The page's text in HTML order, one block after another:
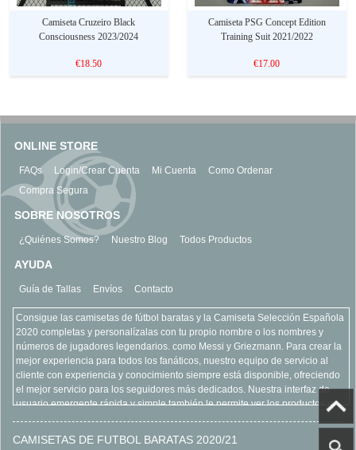
Camiseta Cruzeiro Black
Consciousness 2023/2024
€18.50
Camiseta PSG Concept Edition
Training Suit 2021/2022
€17.00
ONLINE STORE
FAQs Login/Crear Cuenta Mi Cuenta
Como Ordenar
Compra Segura
SOBRE NOSOTROS
¿Quiénes Somos? Nuestro Blog Todos Productos
AYUDA
Guía de Tallas Envíos Contacto
Consigue las camisetas de fútbol baratas y la Camiseta Selección Española
2020 completas y personalízalas con tu propio nombre o los nombres y
números de jugadores legendarios. como Messi y Griezmann. Para crear la
mejor experiencia para todos los fanáticos, nuestro equipo de servicio al
cliente con experiencia y conocimiento siempre está disponible, ofreciendo
el mejor servicio para los seguidores más dedicados. Nuestra interfaz de
usuario emergente rápida y simple también le permite ver los productos y
claridad y seguridad, todo como parte de la experiencia en línea camisetas
CAMISETAS DE FUTBOL BARATAS 2020/21